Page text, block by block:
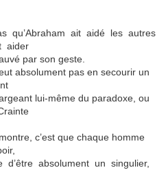
qu’Abraham ait aidé les autres
aider
par son geste.
absolument pas en secourir un
lui-même du paradoxe, ou
c’est que chaque homme
d’être absolument un singulier,